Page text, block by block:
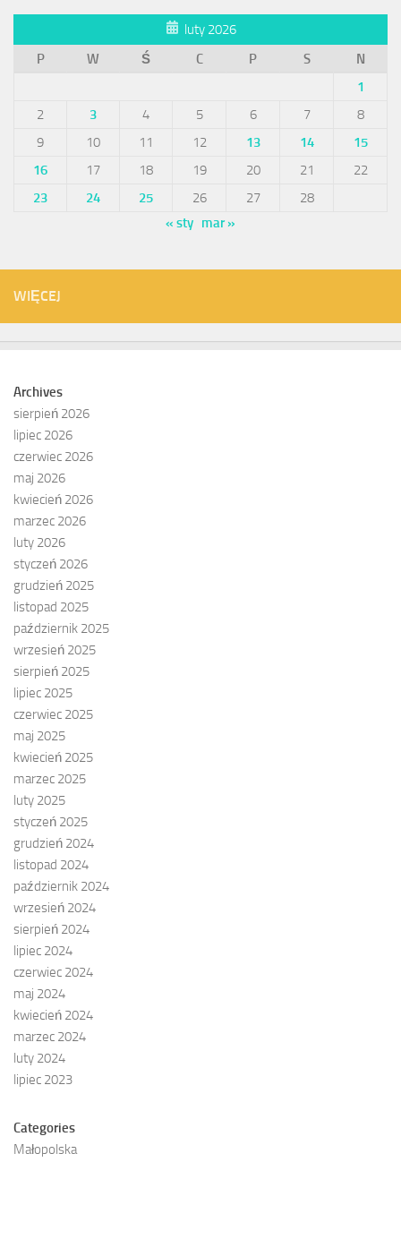
luty 2026
P
W Ś C P S
N
1
2
3 4 5 6 7
8
9
10 11 12 13 14
15
16
17 18 19 20 21
22
23
24 25 26 27
28
« sty mar »
WIĘCEJ
Archives
sierpień 2026
lipiec 2026
czerwiec 2026
maj 2026
kwiecień 2026
marzec 2026
luty 2026
styczeń 2026
grudzień 2025
listopad 2025
październik 2025
wrzesień 2025
sierpień 2025
lipiec 2025
czerwiec 2025
maj 2025
kwiecień 2025
marzec 2025
luty 2025
styczeń 2025
grudzień 2024
listopad 2024
październik 2024
wrzesień 2024
sierpień 2024
lipiec 2024
czerwiec 2024
maj 2024
kwiecień 2024
marzec 2024
luty 2024
lipiec 2023
Categories
Małopolska